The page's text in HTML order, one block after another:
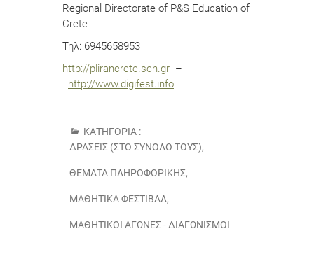
Regional Directorate of P&S Education of
Crete
Τηλ: 6945658953
http://plirancrete.sch.gr –
http://www.digifest.info
ΚΑΤΗΓΟΡΊΑ :
ΔΡΆΣΕΙΣ (ΣΤΟ ΣΎΝΟΛΌ ΤΟΥΣ),
ΘΈΜΑΤΑ ΠΛΗΡΟΦΟΡΙΚΉΣ,
ΜΑΘΗΤΙΚΆ ΦΕΣΤΙΒΆΛ,
ΜΑΘΗΤΙΚΟΊ ΑΓΏΝΕΣ - ΔΙΑΓΩΝΙΣΜΟΊ